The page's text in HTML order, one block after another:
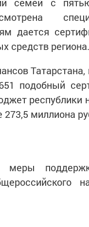
дается
средств региона.
Татарстана,
подобный
республики
миллиона
меры